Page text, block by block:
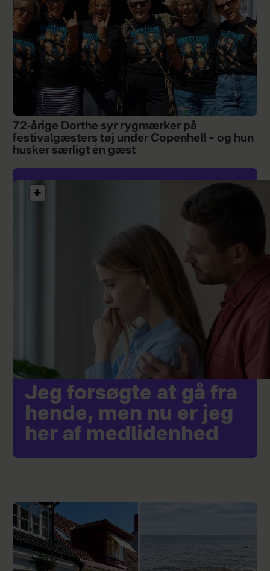
72-årige Dorthe syr rygmærker på
festivalgæsters tøj under Copenhell – og hun
husker særligt én gæst
Jeg forsøgte at gå fra
hende, men nu er jeg
her af medlidenhed